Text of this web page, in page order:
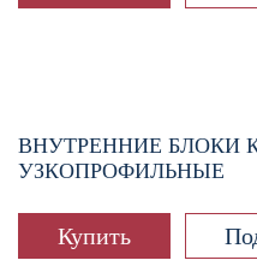
ВНУТРЕННИЕ БЛОКИ
УЗКОПРОФИЛЬНЫЕ
Купить